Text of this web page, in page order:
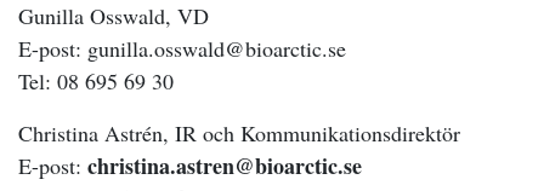
Gunilla Osswald, VD
E-post: gunilla.osswald@bioarctic.se
Tel: 08 695 69 30
Christina Astrén, IR och Kommunikationsdirektör
E-post: christina.astren@bioarctic.se